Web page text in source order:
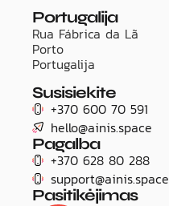
Portugalija
Rua Fábrica da Lã
Porto
Portugalija
Susisiekite
+370 600 70 591
hello@ainis.space
Pagalba
+370 628 80 288
support@ainis.space
Pasitikėjimas